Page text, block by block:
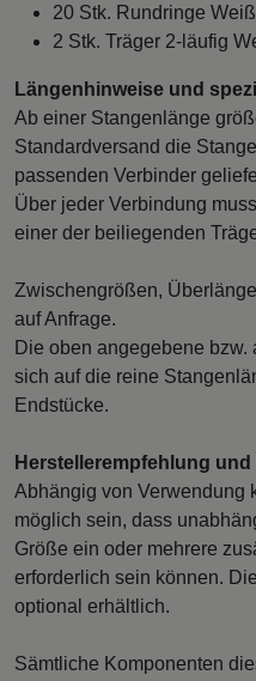
20 Stk. Rundringe
2 Stk. Träger 2-läufig
Längenhinweise und
Ab einer Stangenlänge
Standardversand die
passenden Verbinder
Über jeder Verbindung
einer der beiliegenden
Zwischengrößen,
auf Anfrage.
Die oben angegebene
sich auf die reine
Endstücke.
Herstellerempfehlung
Abhängig von Verwendung
möglich sein, dass
Größe ein oder mehrere
erforderlich sein können.
optional erhältlich.
Sämtliche Komponenten